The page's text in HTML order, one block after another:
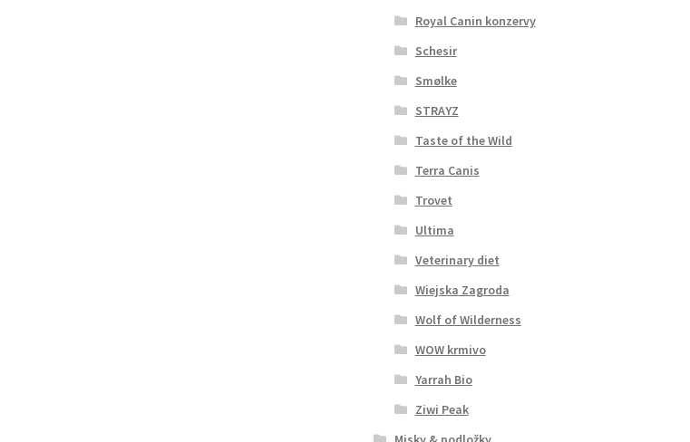
Royal Canin konzervy
Schesir
Smølke
STRAYZ
Taste of the Wild
Terra Canis
Trovet
Ultima
Veterinary diet
Wiejska Zagroda
Wolf of Wilderness
WOW krmivo
Yarrah Bio
Ziwi Peak